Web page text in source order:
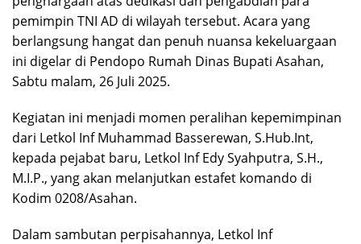
pemimpin TNI AD di wilayah tersebut. Acara yang
berlangsung hangat dan penuh nuansa kekeluargaan
ini digelar di Pendopo Rumah Dinas Bupati Asahan,
Sabtu malam, 26 Juli 2025.
Kegiatan ini menjadi momen peralihan kepemimpinan
dari Letkol Inf Muhammad Basserewan, S.Hub.Int,
kepada pejabat baru, Letkol Inf Edy Syahputra, S.H.,
M.I.P., yang akan melanjutkan estafet komando di
Kodim 0208/Asahan.
Dalam sambutan perpisahannya, Letkol Inf